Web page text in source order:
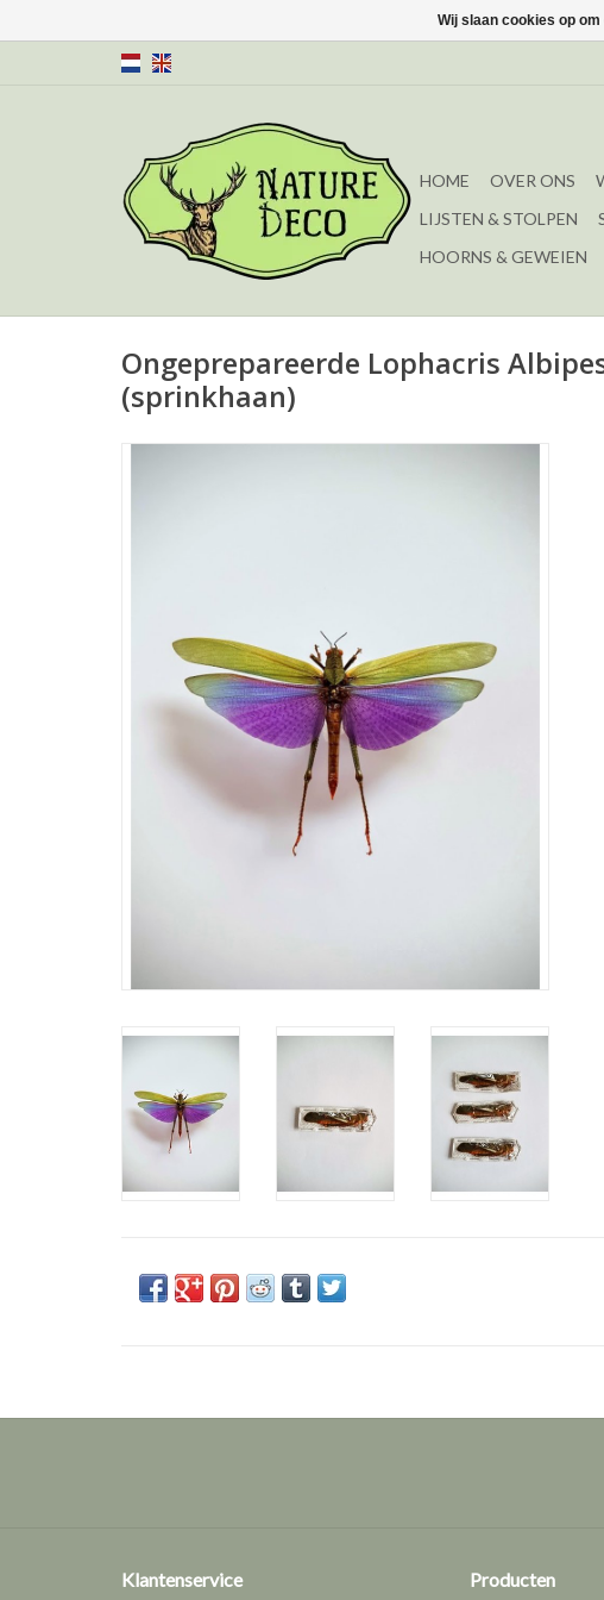
HOME OVER ONS
LIJSTEN & STOLPEN
HOORNS & GEWEIEN
Ongeprepareerde Lophacris
(sprinkhaan)
Klantenservice Producten
Wij slaan cookies op